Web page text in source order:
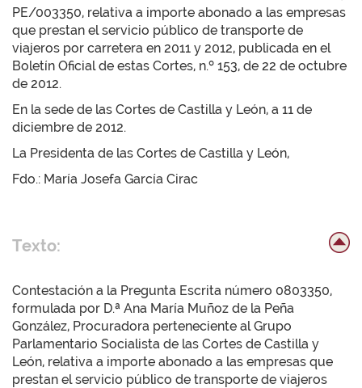
PE/003350, relativa a importe abonado a las empresas
que prestan el servicio público de transporte de
viajeros por carretera en 2011 y 2012, publicada en el
Boletín Oficial de estas Cortes, n.º 153, de 22 de octubre
de 2012.
En la sede de las Cortes de Castilla y León, a 11 de
diciembre de 2012.
La Presidenta de las Cortes de Castilla y León,
Fdo.: María Josefa García Cirac
Texto:
Contestación a la Pregunta Escrita número 0803350,
formulada por D.ª Ana María Muñoz de la Peña
González, Procuradora perteneciente al Grupo
Parlamentario Socialista de las Cortes de Castilla y
León, relativa a importe abonado a las empresas que
prestan el servicio público de transporte de viajeros